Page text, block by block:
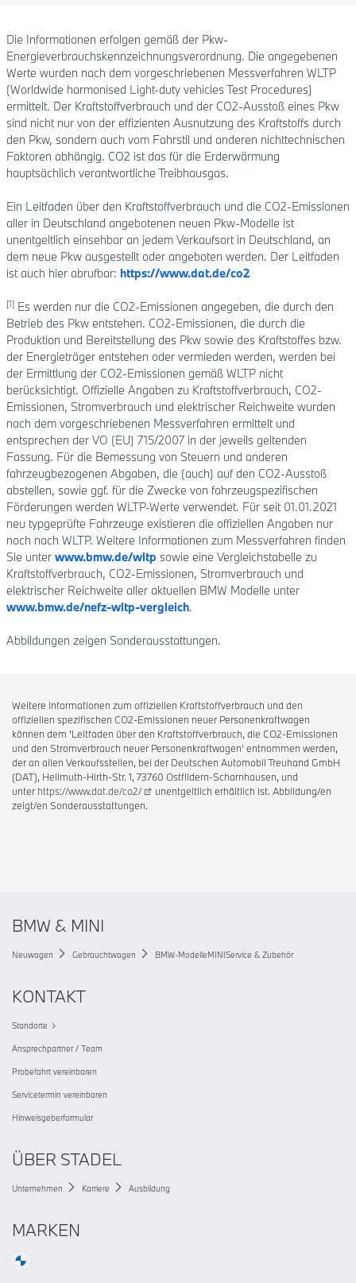
Die Informationen erfolgen gemäß der Pkw-
Energieverbrauchskennzeichnungsverordnung. Die angegebenen
Werte wurden nach dem vorgeschriebenen Messverfahren WLTP
(Worldwide harmonised Light-duty vehicles Test Procedures)
ermittelt. Der Kraftstoffverbrauch und der CO2-Ausstoß eines Pkw
sind nicht nur von der effizienten Ausnutzung des Kraftstoffs durch
den Pkw, sondern auch vom Fahrstil und anderen nichttechnischen
Faktoren abhängig. CO2 ist das für die Erderwärmung
hauptsächlich verantwortliche Treibhausgas.
Ein Leitfaden über den Kraftstoffverbrauch und die CO2-Emissionen
aller in Deutschland angebotenen neuen Pkw-Modelle ist
unentgeltlich einsehbar an jedem Verkaufsort in Deutschland, an
dem neue Pkw ausgestellt oder angeboten werden. Der Leitfaden
ist auch hier abrufbar: https://www.dat.de/co2
[1] Es werden nur die CO2-Emissionen angegeben, die durch den
Betrieb des Pkw entstehen. CO2-Emissionen, die durch die
Produktion und Bereitstellung des Pkw sowie des Kraftstoffes bzw.
der Energieträger entstehen oder vermieden werden, werden bei
der Ermittlung der CO2-Emissionen gemäß WLTP nicht
berücksichtigt. Offizielle Angaben zu Kraftstoffverbrauch, CO2-
Emissionen, Stromverbrauch und elektrischer Reichweite wurden
nach dem vorgeschriebenen Messverfahren ermittelt und
entsprechen der VO (EU) 715/2007 in der jeweils geltenden
Fassung. Für die Bemessung von Steuern und anderen
fahrzeugbezogenen Abgaben, die (auch) auf den CO2-Ausstoß
abstellen, sowie ggf. für die Zwecke von fahrzeugspezifischen
Förderungen werden WLTP-Werte verwendet. Für seit 01.01.2021
neu typgeprüfte Fahrzeuge existieren die offiziellen Angaben nur
noch nach WLTP. Weitere Informationen zum Messverfahren finden
Sie unter www.bmw.de/wltp sowie eine Vergleichstabelle zu
Kraftstoffverbrauch, CO2-Emissionen, Stromverbrauch und
elektrischer Reichweite aller aktuellen BMW Modelle unter
www.bmw.de/nefz-wltp-vergleich.
Abbildungen zeigen Sonderausstattungen.
Weitere Informationen zum offiziellen Kraftstoffverbrauch und den
offiziellen spezifischen CO2-Emissionen neuer Personenkraftwagen
können dem 'Leitfaden über den Kraftstoffverbrauch, die CO2-Emissionen
und den Stromverbrauch neuer Personenkraftwagen' entnommen werden,
der an allen Verkaufsstellen, bei der Deutschen Automobil Treuhand GmbH
(DAT), Hellmuth-Hirth-Str. 1, 73760 Ostfildern-Scharnhausen, und
unter https://www.dat.de/co2/
unentgeltlich erhältlich ist. Abbildung/en
zeigt/en Sonderausstattungen.
BMW & MINI
Neuwagen Gebrauchtwagen BMW-ModelleMINIService & Zubehör
KONTAKT
Standorte
Ansprechpartner / Team
Probefahrt vereinbaren
Servicetermin vereinbaren
Hinweisgeberformular
ÜBER STADEL
Unternehmen Karriere Ausbildung
MARKEN